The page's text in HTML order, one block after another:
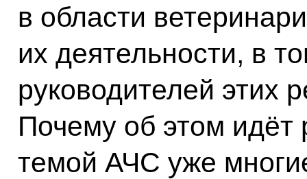
в области
их деятельности, в
руководителей этих
Почему об этом
темой АЧС уже